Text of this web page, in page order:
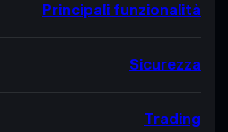
Principali funzionalità
Sicurezza
Trading